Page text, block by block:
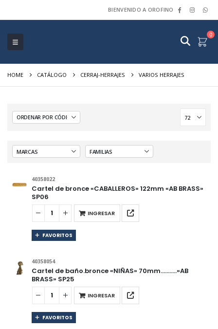
BIENVENIDO A OROFINO
0
HOME CATÁLOGO CERRAJ-HERRAJES VARIOS HERRAJES
40358022
Cartel de bronce «CABALLEROS» 122mm «AB BRASS»
SP06
INGRESAR
FAVORITOS
40358054
Cartel de baño.bronce «NIÑAS» 70mm………..»AB
BRASS» SP25
INGRESAR
FAVORITOS